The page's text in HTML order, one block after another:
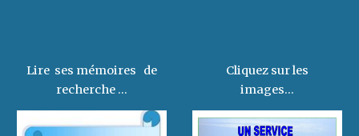
Lire ses mémoires de
recherche ...
Cliquez sur les
images...